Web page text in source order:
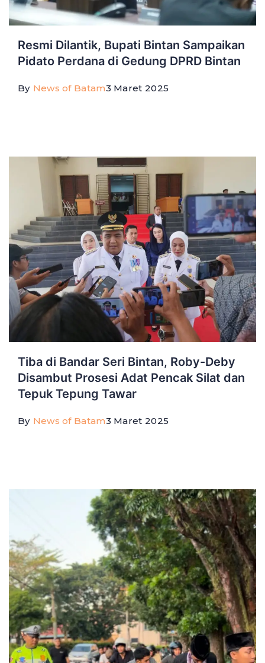
Resmi Dilantik, Bupati Bintan Sampaikan
Pidato Perdana di Gedung DPRD Bintan
By News of Batam3 Maret 2025
Tiba di Bandar Seri Bintan, Roby-Deby
Disambut Prosesi Adat Pencak Silat dan
Tepuk Tepung Tawar
By News of Batam3 Maret 2025